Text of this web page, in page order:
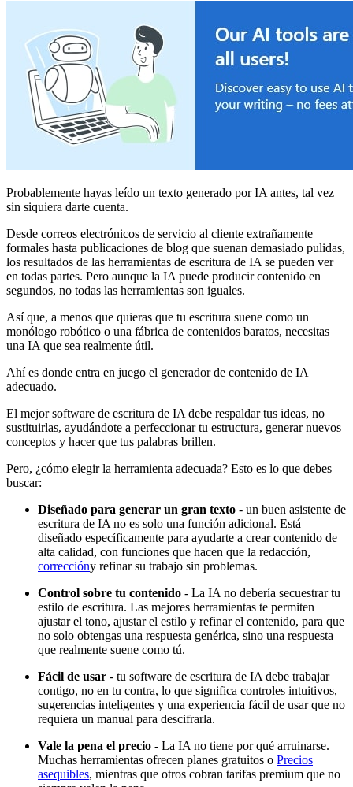
Probablemente hayas leído un texto generado por IA antes, tal vez
sin siquiera darte cuenta.
Desde correos electrónicos de servicio al cliente extrañamente
formales hasta publicaciones de blog que suenan demasiado pulidas,
los resultados de las herramientas de escritura de IA se pueden ver
en todas partes. Pero aunque la IA puede producir contenido en
segundos, no todas las herramientas son iguales.
Así que, a menos que quieras que tu escritura suene como un
monólogo robótico o una fábrica de contenidos baratos, necesitas
una IA que sea realmente útil.
Ahí es donde entra en juego el generador de contenido de IA
adecuado.
El mejor software de escritura de IA debe respaldar tus ideas, no
sustituirlas, ayudándote a perfeccionar tu estructura, generar nuevos
conceptos y hacer que tus palabras brillen.
Pero, ¿cómo elegir la herramienta adecuada? Esto es lo que debes
buscar:
Diseñado para generar un gran texto - un buen asistente de
escritura de IA no es solo una función adicional. Está
diseñado específicamente para ayudarte a crear contenido de
alta calidad, con funciones que hacen que la redacción,
correccióny refinar su trabajo sin problemas.
Control sobre tu contenido - La IA no debería secuestrar tu
estilo de escritura. Las mejores herramientas te permiten
ajustar el tono, ajustar el estilo y refinar el contenido, para que
no solo obtengas una respuesta genérica, sino una respuesta
que realmente suene como tú.
Fácil de usar - tu software de escritura de IA debe trabajar
contigo, no en tu contra, lo que significa controles intuitivos,
sugerencias inteligentes y una experiencia fácil de usar que no
requiera un manual para descifrarla.
Vale la pena el precio - La IA no tiene por qué arruinarse.
Muchas herramientas ofrecen planes gratuitos o Precios
asequibles, mientras que otros cobran tarifas premium que no